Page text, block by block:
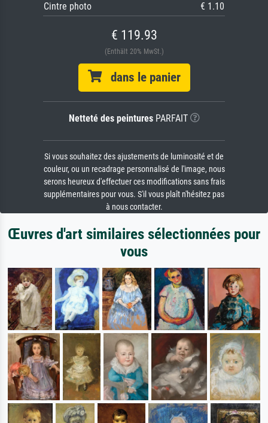
Cintre photo
€ 1.10
€ 119.93
(Enthält 20% MwSt.)
dans le panier
Netteté des peinturesPARFAIT
Si vous souhaitez des ajustements de luminosité et de
couleur, ou un recadrage personnalisé de l'image, nous
serons heureux d'effectuer ces modifications sans frais
supplémentaires pour vous. S'il vous plaît n'hésitez pas
à nous contacter.
Œuvres d'art similaires sélectionnées pour
vous